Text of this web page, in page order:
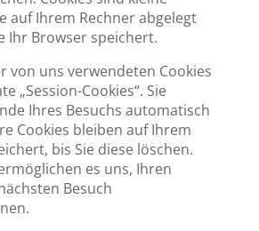
auf Ihrem Rechner abgelegt
Ihr Browser speichert.
von uns verwendeten Cookies
„Session-Cookies“. Sie
Ihres Besuchs automatisch
Cookies bleiben auf Ihrem
bis Sie diese löschen.
es uns, Ihren
Besuch